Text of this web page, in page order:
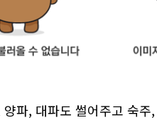
파, 대파도 썰어주고 숙주